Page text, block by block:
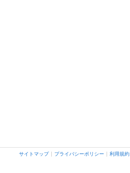
サイトマップ プライバシーポリシー 利用規約